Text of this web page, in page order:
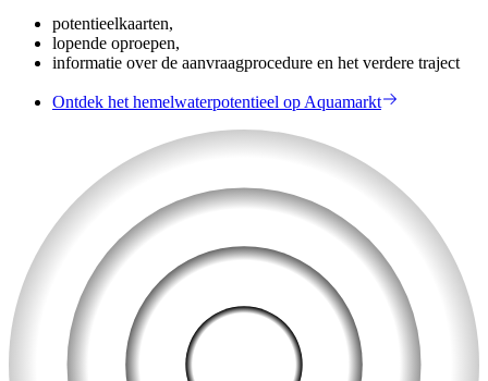
potentieelkaarten,
lopende oproepen,
informatie over de aanvraagprocedure en het verdere traject
Ontdek het hemelwaterpotentieel op Aquamarkt